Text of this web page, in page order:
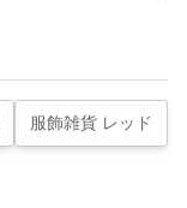
服飾雑貨 レッド